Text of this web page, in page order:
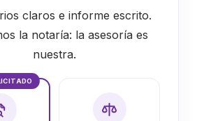
claros e informe escrito.
la notaría: la asesoría es
nuestra.